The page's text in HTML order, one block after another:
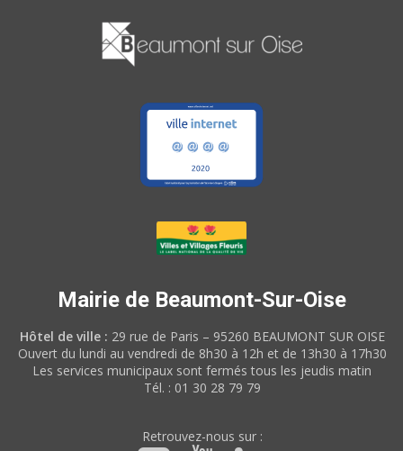
Mairie de Beaumont-Sur-Oise
Hôtel de ville : 29 rue de Paris – 95260 BEAUMONT SUR OISE
Ouvert du lundi au vendredi de 8h30 à 12h et de 13h30 à 17h30
Les services municipaux sont fermés tous les jeudis matin
Tél. : 01 30 28 79 79
Retrouvez-nous sur :